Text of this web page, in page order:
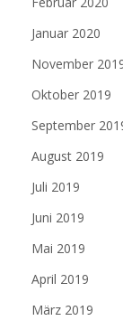
Januar 2020
November
Oktober 2019
September
August 2019
Juli 2019
Juni 2019
Mai 2019
April 2019
März 2019